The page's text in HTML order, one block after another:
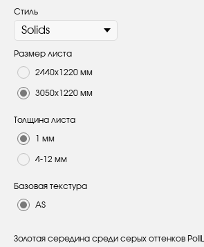
Стиль
Размер листа
2440х1220 мм
3050х1220 мм
Толщина листа
1 мм
4-12 мм
Базовая текстура
AS
Золотая середина среди серых оттенков